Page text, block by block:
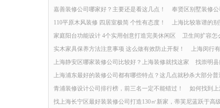
嘉善装修公司哪家好？主要还是看这几点！
奉贤区别墅装修
110平原木风装修 四居室​极简 个性有态度！
上海比较靠谱的
家庭阳台功能设计 4个实用创意打造完美休闲区
卫生间扩容怎
实木家具保养方法注意事项 这么做有效防止开裂！
上海闵行
上海静安区哪家装修公司比较好？上海装修就找这家
找崇明
上海浦东最好的装修公司都有哪些特点？这几点就秒杀大部分
青浦装修设计公司排行榜，前三名一定不能错过！
如何找到
找上海长宁区最好装装修公司打造130㎡新家，蒂芙尼蓝跃于高